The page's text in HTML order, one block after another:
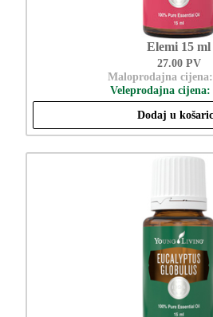
Elemi 15 ml
27.00 PV
Maloprodajna cijena:
Veleprodajna cijena:
Dodaj u